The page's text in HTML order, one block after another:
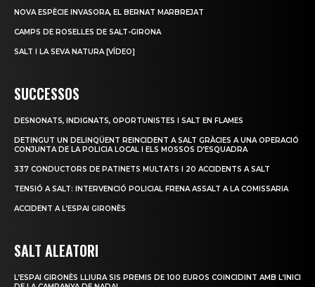
NOVA ESPÈCIE INVASORA, EL BERNAT MARBREJAT
CAMPS DE ROSELLES DE SALT-GIRONA
SALT I LA SEVA NATURA [VÍDEO]
SUCCESSOS
DESNONATS, INDIGNATS, OPORTUNISTES I SALT EN FLAMES
DETINGUT UN DELINQÜENT REINCIDENT A SALT GRÀCIES A UNA OPERACIÓ
CONJUNTA DE LA POLICIA LOCAL I ELS MOSSOS D’ESQUADRA
337 CONDUCTORS DE PATINETS MULTATS I 20 ACCIDENTS A SALT
TENSIÓ A SALT: INTERVENCIÓ POLICIAL FRENA ASSALT A LA COMISSARIA
ACCIDENT A L’ESPAI GIRONÈS
SALT ALEATORI
L’ESPAI GIRONÈS LLIURA SIS PREMIS DE 100 EUROS COINCIDINT AMB L’INICI